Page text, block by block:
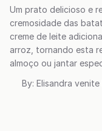
Um prato delicioso e
cremosidade das
creme de leite
arroz, tornando esta
almoço ou jantar
By: Elisandra venite